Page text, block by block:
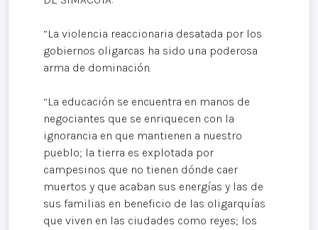
“La violencia reaccionaria desatada por los
gobiernos oligarcas ha sido una poderosa
arma de dominación.
“La educación se encuentra en manos de
negociantes que se enriquecen con la
ignorancia en que mantienen a nuestro
pueblo; la tierra es explotada por
campesinos que no tienen dónde caer
muertos y que acaban sus energías y las de
sus familias en beneficio de las oligarquías
que viven en las ciudades como reyes; los